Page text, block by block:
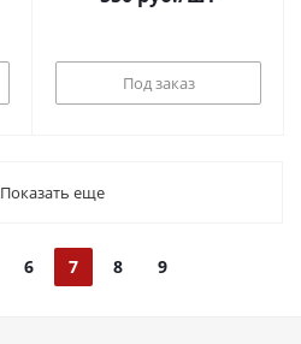
Под заказ
Показать еще
6 7 8 9